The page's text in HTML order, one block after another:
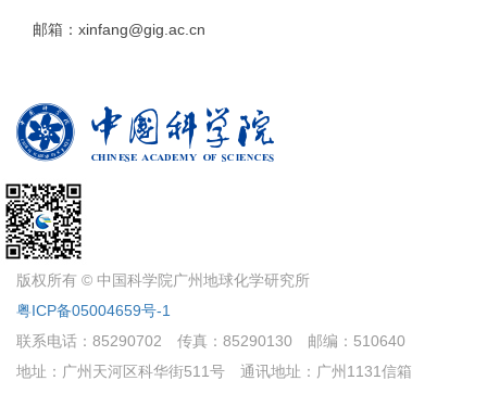
邮箱：xinfang@gig.ac.cn
版权所有 © 中国科学院广州地球化学研究所
粤ICP备05004659号-1
联系电话：85290702
传真：85290130
邮编：510640
地址：广州天河区科华街511号
通讯地址：广州1131信箱